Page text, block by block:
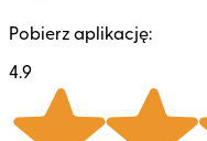
Pobierz aplikację:
4.9